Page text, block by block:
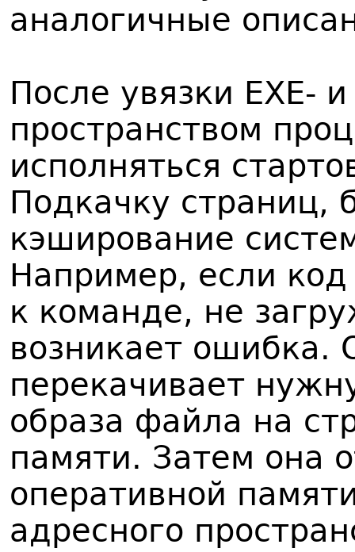
аналогичные
После увязки EXE-
пространством
исполняться
Подкачку страниц,
кэширование
Например, если
к команде, не
возникает ошибка.
перекачивает
образа файла на
памяти. Затем она
оперативной
адресного